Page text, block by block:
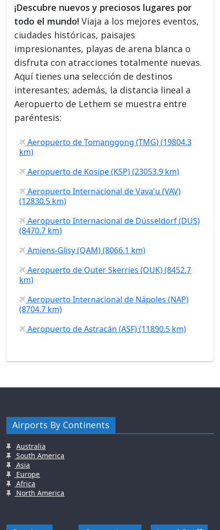
¡Descubre nuevos y preciosos lugares por
todo el mundo! Viaja a los mejores eventos,
ciudades históricas, paisajes
impresionantes, playas de arena blanca o
disfruta con atracciones totalmente nuevas.
Aquí tienes una selección de destinos
interesantes; además, la distancia lineal a
Aeropuerto de Lethem se muestra entre
paréntesis:
Aeropuerto de Tomanggong (TMG) (19804.3
km)
Aeropuerto de Kosipe (KSP) (23053.9 km)
Aeropuerto Internacional de Vava'u (VAV)
(12830.5 km)
Aeropuerto Internacional de Düsseldorf (DUS)
(8470.7 km)
Amiens-Glisy (QAM) (8066.1 km)
Aeropuerto de Outer Skerries (OUK) (8452.7
km)
Aeropuerto Internacional de Nápoles (NAP)
(8704.7 km)
Aeropuerto de Astracán (ASF) (11890.5 km)
Airports By Continents
Australia
South America
Asia
Europe
Africa
North America